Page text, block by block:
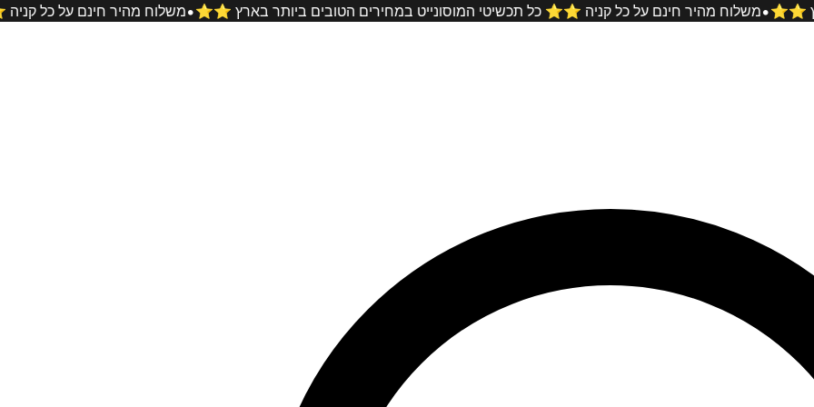
משלוח מהיר• משלוח מהיר חינם על כל קניה ⭐️⭐️ כל תכשיטי המוסונייט במחירים הטובים ביותר בארץ ⭐️⭐️• ביותר בארץ ⭐️⭐️